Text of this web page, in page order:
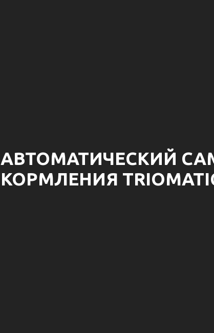
АВТОМАТИЧЕСКИЙ
КОРМЛЕНИЯ